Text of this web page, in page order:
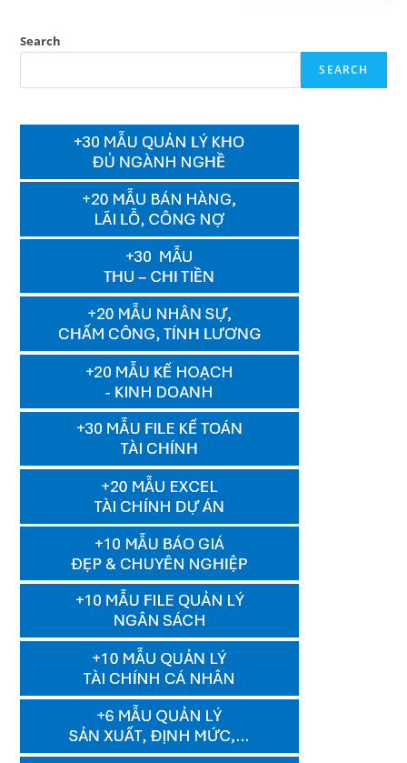
Search
SEARCH